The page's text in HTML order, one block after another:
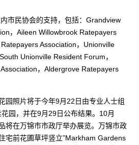
市民协会的支持，包括：Grandview
，Aileen Willowbrook Ratepayers
Association，Unionville
Unionville Resident Forum，
，Aldergrove Ratepayers
园照片将于今年9月22日由专业人士组
园，并在9月29日公布结果。10月
将在万锦市市政厅举办展览。万锦市政
宅前花圃草坪竖立”Markham Gardens